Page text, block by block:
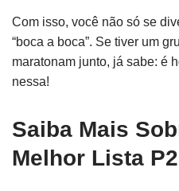
Com isso, você não só se
“boca a boca”. Se tiver um
maratonam junto, já sabe: é
nessa!
Saiba Mais
Melhor Lista